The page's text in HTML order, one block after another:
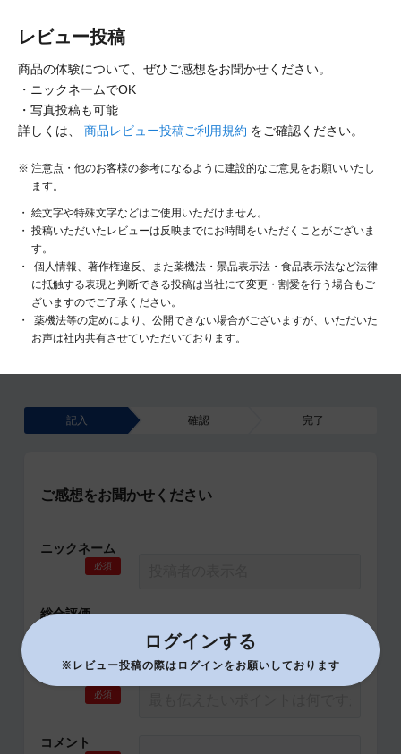
レビュー投稿
商品の体験について、ぜひご感想をお聞かせください。
・ニックネームでOK
・写真投稿も可能
詳しくは、 商品レビュー投稿ご利用規約 をご確認ください。
注意点・他のお客様の参考になるように建設的なご意見をお願いいたし
ます。
絵文字や特殊文字などはご使用いただけません。
投稿いただいたレビューは反映までにお時間をいただくことがございま
す。
個人情報、著作権違反、また薬機法・景品表示法・食品表示法など法律
に抵触する表現と判断できる投稿は当社にて変更・割愛を行う場合もご
ざいますのでご了承ください。
薬機法等の定めにより、公開できない場合がございますが、いただいた
お声は社内共有させていただいております。
記入 確認 完了
ご感想をお聞かせください
ニックネーム
必須
総合評価
タイトル
必須
コメント
ログインする
※レビュー投稿の際はログインをお願いしております